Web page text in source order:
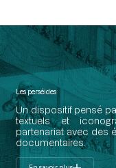
Les perséides
Un dispositif pensé
textuels et
partenariat avec des
documentaires.